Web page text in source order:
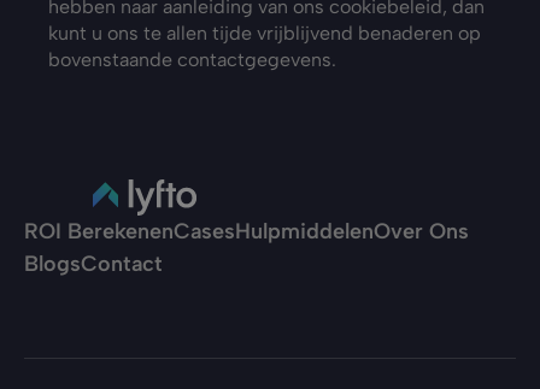
hebben naar aanleiding van ons cookiebeleid, dan
kunt u ons te allen tijde vrijblijvend benaderen op
bovenstaande contactgegevens.
ROI BerekenenCasesHulpmiddelenOver Ons
BlogsContact